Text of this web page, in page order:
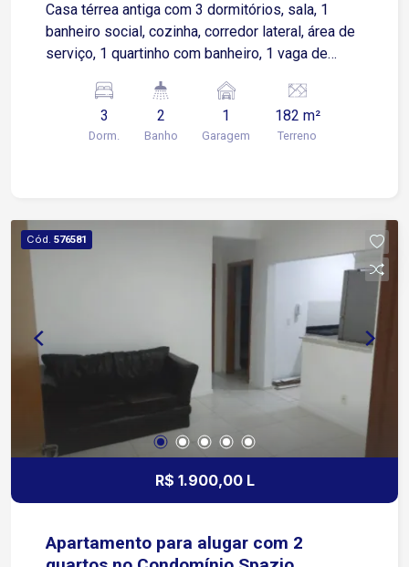
Casa térrea antiga com 3 dormitórios, sala, 1
banheiro social, cozinha, corredor lateral, área de
serviço, 1 quartinho com banheiro, 1 vaga de
ou comercial a 5 minutos do centro e do
comércio da cidade.
3
Dorm.
2
Banho
1
Garagem
182 m²
Terreno
Cód. 576581
R$ 1.900,00 L
Apartamento para alugar com 2